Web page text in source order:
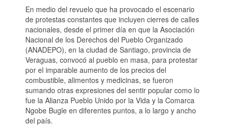
En medio del revuelo que ha provocado el escenario
de protestas constantes que incluyen cierres de calles
nacionales, desde el primer día en que la Asociación
Nacional de los Derechos del Pueblo Organizado
(ANADEPO), en la ciudad de Santiago, provincia de
Veraguas, convocó al pueblo en masa, para protestar
por el imparable aumento de los precios del
combustible, alimentos y medicinas, se fueron
sumando otras expresiones del sentir popular como lo
fue la Alianza Pueblo Unido por la Vida y la Comarca
Ngobe Bugle en diferentes puntos, a lo largo y ancho
del país.